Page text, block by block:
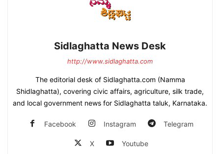
Sidlaghatta News Desk
http://www.sidlaghatta.com
The editorial desk of Sidlaghatta.com (Namma
Shidlaghatta), covering civic affairs, agriculture, silk trade,
and local government news for Sidlaghatta taluk, Karnataka.
Facebook Instagram Telegram
X Youtube